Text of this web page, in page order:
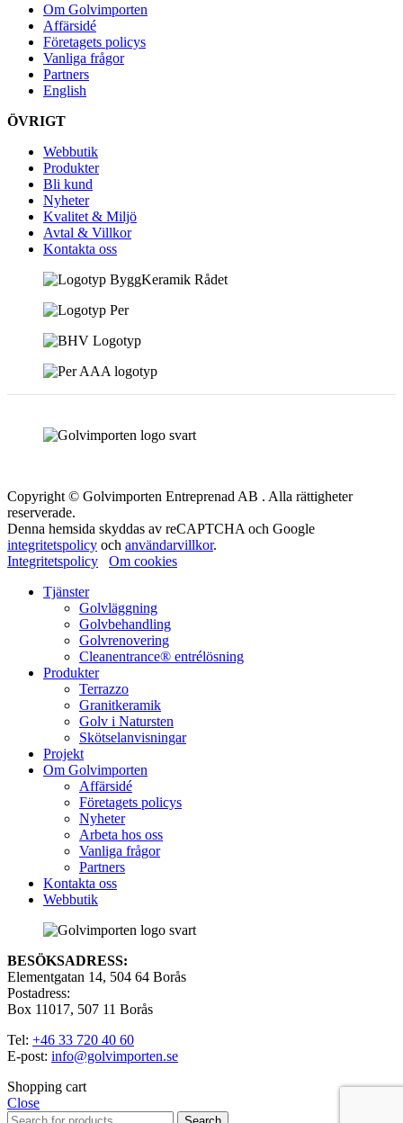
Om Golvimporten
Affärsidé
Företagets policys
Vanliga frågor
Partners
English
ÖVRIGT
Webbutik
Produkter
Bli kund
Nyheter
Kvalitet & Miljö
Avtal & Villkor
Kontakta oss
Copyright © Golvimporten Entreprenad AB . Alla rättigheter
reserverade.
Denna hemsida skyddas av reCAPTCHA och Google
integritetspolicy och användarvillkor.
Integritetspolicy
Om cookies
Tjänster
Golvläggning
Golvbehandling
Golvrenovering
Cleanentrance® entrélösning
Produkter
Terrazzo
Granitkeramik
Golv i Natursten
Skötselanvisningar
Projekt
Om Golvimporten
Affärsidé
Företagets policys
Nyheter
Arbeta hos oss
Vanliga frågor
Partners
Kontakta oss
Webbutik
BESÖKSADRESS:
Elementgatan 14, 504 64 Borås
Postadress:
Box 11017, 507 11 Borås
Tel: +46 33 720 40 60
E-post: info@golvimporten.se
Shopping cart
Close